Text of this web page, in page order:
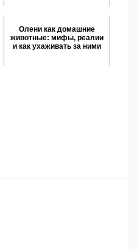
Олени как домашние
животные: мифы, реалии
и как ухаживать за ними